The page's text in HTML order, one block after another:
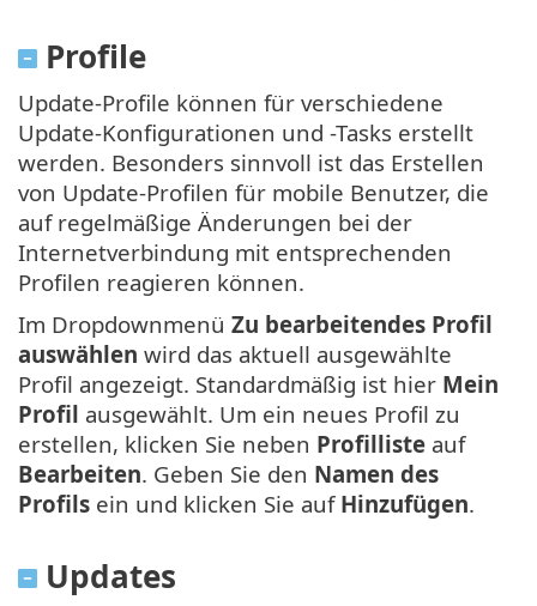
Profile
Update-Profile können für verschiedene
Update-Konfigurationen und -Tasks erstellt
werden. Besonders sinnvoll ist das Erstellen
von Update-Profilen für mobile Benutzer, die
auf regelmäßige Änderungen bei der
Internetverbindung mit entsprechenden
Profilen reagieren können.
Im Dropdownmenü Zu bearbeitendes Profil
auswählen wird das aktuell ausgewählte
Profil angezeigt. Standardmäßig ist hier Mein
Profil ausgewählt. Um ein neues Profil zu
erstellen, klicken Sie neben Profilliste auf
Bearbeiten. Geben Sie den Namen des
Profils ein und klicken Sie auf Hinzufügen.
Updates